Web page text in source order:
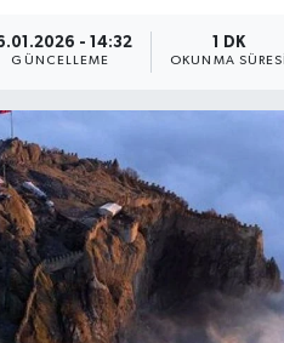
- 14:32
GÜNCELLEME
1 DK
OKUNMA SÜRESI